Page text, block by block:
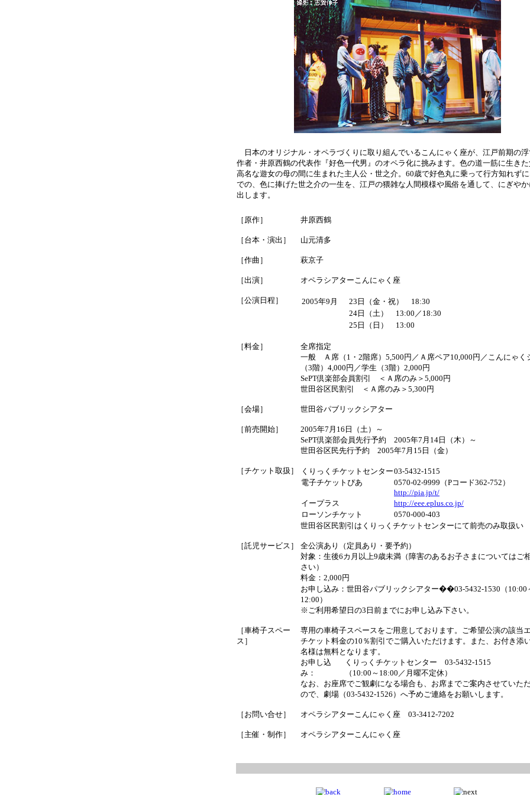
日本のオリジナル・オペラづくりに取り組んでいるこんにゃく座が、江戸前期の
作者・井原西鶴の代表作『好色一代男』のオペラ化に挑みます。色の道一筋に生き
高名な遊女の母の間に生まれた主人公・世之介。60歳で好色丸に乗って行方知れず
での、色に捧げた世之介の一生を、江戸の猥雑な人間模様や風俗を通して、にぎや
出します。
［原作］ 井原西鶴
［台本・演出］ 山元清多
［作曲］ 萩京子
［出演］ オペラシアターこんにゃく座
［公演日程］ 2005年9月
23日（金・祝） 18:30
24日（土） 13:00／18:30
25日（日） 13:00
［料金］
全席指定
一般 Ａ席（1・2階席）5,500円／Ａ席ペア10,000円／こんにゃく
（3階）4,000円／学生（3階）2,000円
SePT倶楽部会員割引 ＜Ａ席のみ＞5,000円
世田谷区民割引 ＜Ａ席のみ＞5,300円
［会場］ 世田谷パブリックシアター
［前売開始］
2005年7月16日（土）～
SePT倶楽部会員先行予約 2005年7月14日（木）～
世田谷区民先行予約 2005年7月15日（金）
［チケット取扱］ くりっくチケットセンター03-5432-1515
電子チケットぴあ
0570-02-9999（Pコード362-752）
http://pia.jp/t/
イープラス
http://eee.eplus.co.jp/
ローソンチケット
0570-000-403
世田谷区民割引はくりっくチケットセンターにて前売のみ取扱い
［託児サービス］
全公演あり（定員あり・要予約）
対象：生後6カ月以上9歳未満（障害のあるお子さまについてはご
さい）
料金：2,000円
お申し込み：世田谷パブリックシアター��03-5432-1530（10:00
12:00）
※ご利用希望日の3日前までにお申し込み下さい。
［車椅子スペー
ス］
専用の車椅子スペースをご用意しております。ご希望公演の該当
チケット料金の10％割引でご購入いただけます。また、お付き添
名様は無料となります。
お申し込
み：
くりっくチケットセンター 03-5432-1515
（10:00～18:00／月曜不定休）
なお、お座席でご観劇になる場合も、お席までご案内させていた
ので、劇場（03-5432-1526）へ予めご連絡をお願いします。
［お問い合せ］ オペラシアターこんにゃく座 03-3412-7202
［主催・制作］ オペラシアターこんにゃく座